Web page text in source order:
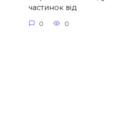
частинок від
0 0